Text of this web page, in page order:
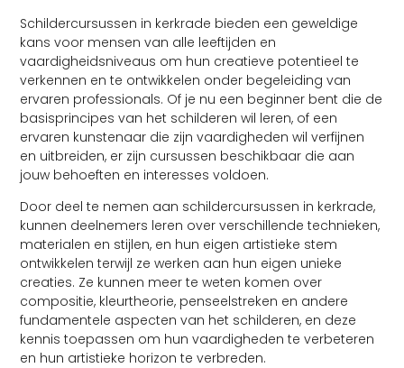
Schildercursussen in kerkrade bieden een geweldige
kans voor mensen van alle leeftijden en
vaardigheidsniveaus om hun creatieve potentieel te
verkennen en te ontwikkelen onder begeleiding van
ervaren professionals. Of je nu een beginner bent die de
basisprincipes van het schilderen wil leren, of een
ervaren kunstenaar die zijn vaardigheden wil verfijnen
en uitbreiden, er zijn cursussen beschikbaar die aan
jouw behoeften en interesses voldoen.
Door deel te nemen aan schildercursussen in kerkrade,
kunnen deelnemers leren over verschillende technieken,
materialen en stijlen, en hun eigen artistieke stem
ontwikkelen terwijl ze werken aan hun eigen unieke
creaties. Ze kunnen meer te weten komen over
compositie, kleurtheorie, penseelstreken en andere
fundamentele aspecten van het schilderen, en deze
kennis toepassen om hun vaardigheden te verbeteren
en hun artistieke horizon te verbreden.